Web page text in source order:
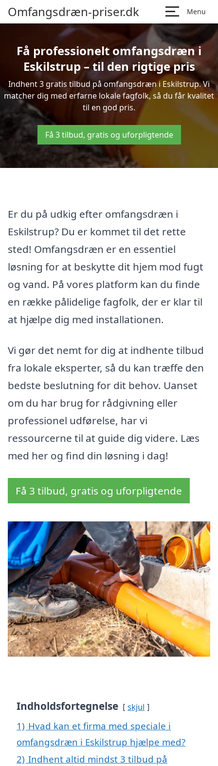
Omfangsdræn-priser.dk Menu
Få professionelt omfangsdræn i
Eskilstrup – til den rigtige pris
Indhent 3 gratis tilbud på omfangsdræn i Eskilstrup. Vi
matcher dig med erfarne lokale fagfolk, så du får kvalitet
til en god pris.
Få 3 tilbud, gratis og uforpligtende
Er du på udkig efter omfangsdræn i
Eskilstrup? Du er kommet til det rette
sted! Omfangsdræn er en essentiel
løsning for at beskytte dit hjem mod fugt
og vand. På vores platform kan du finde
en række pålidelige fagfolk, der er klar til
at hjælpe dig med installationen.
Vi gør det nemt for dig at indhente tilbud
fra lokale eksperter, så du kan træffe den
bedste beslutning for dit behov. Uanset
om du har brug for rådgivning eller
professionel udførelse, har vi
ressourcerne til at guide dig videre. Læs
med her og find din løsning i dag!
Få 3 tilbud, gratis og uforpligtende
Indholdsfortegnelse skjul
1) Hvad kan et firma med speciale i
omfangsdræn i Eskilstrup hjælpe med?
2) Indhent altid mindst 3 tilbud på